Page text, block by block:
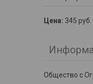
Цена: 345 руб.
Общество с